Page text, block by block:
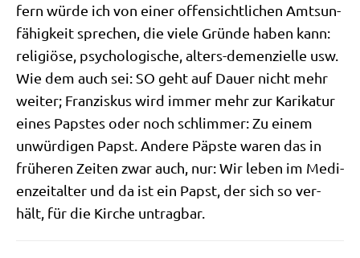
fern wür­de ich von einer offen­sicht­li­chen Amts­un­
fä­hig­keit spre­chen, die vie­le Grün­de haben kann:
reli­giö­se, psy­cho­lo­gi­sche, alters-demen­zi­el­le usw.
Wie dem auch sei: SO geht auf Dau­er nicht mehr
wei­ter; Fran­zis­kus wird immer mehr zur Kari­ka­tur
eines Pap­stes oder noch schlim­mer: Zu einem
unwür­di­gen Papst. Ande­re Päp­ste waren das in
frü­he­ren Zei­ten zwar auch, nur: Wir leben im Medi­
en­zeit­al­ter und da ist ein Papst, der sich so ver­
hält, für die Kir­che untragbar.